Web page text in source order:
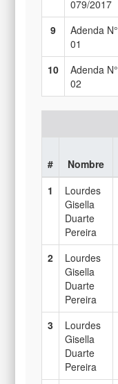
079/2017
9
Adenda N°
01
10
Adenda N°
02
# Nombre
1
Lourdes
Gisella
Duarte
Pereira
2
Lourdes
Gisella
Duarte
Pereira
3
Lourdes
Gisella
Duarte
Pereira